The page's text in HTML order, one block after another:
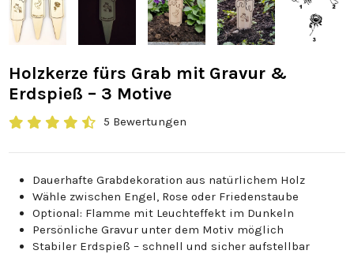
Holzkerze fürs Grab mit Gravur &
Erdspieß – 3 Motive
5 Bewertungen
Dauerhafte Grabdekoration aus natürlichem Holz
Wähle zwischen Engel, Rose oder Friedenstaube
Optional: Flamme mit Leuchteffekt im Dunkeln
Persönliche Gravur unter dem Motiv möglich
Stabiler Erdspieß – schnell und sicher aufstellbar